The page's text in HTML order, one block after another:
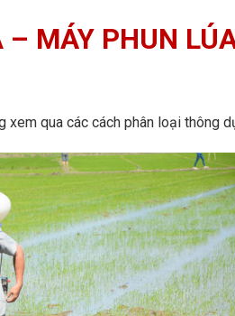
MÁY PHUN
qua các cách phân loại thông